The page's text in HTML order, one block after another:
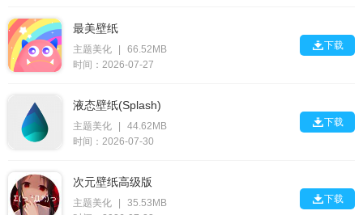
最美壁纸
主题美化
66.52MB
时间：2026-07-27
下载
液态壁纸(Splash)
主题美化
44.62MB
时间：2026-07-30
下载
次元壁纸高级版
主题美化
35.53MB
下载